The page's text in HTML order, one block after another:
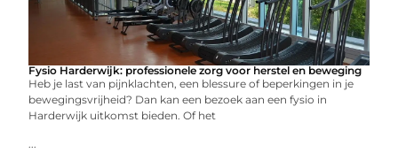
Fysio Harderwijk: professionele zorg voor herstel en beweging
Heb je last van pijnklachten, een blessure of beperkingen in je
bewegingsvrijheid? Dan kan een bezoek aan een fysio in
Harderwijk uitkomst bieden. Of het
...